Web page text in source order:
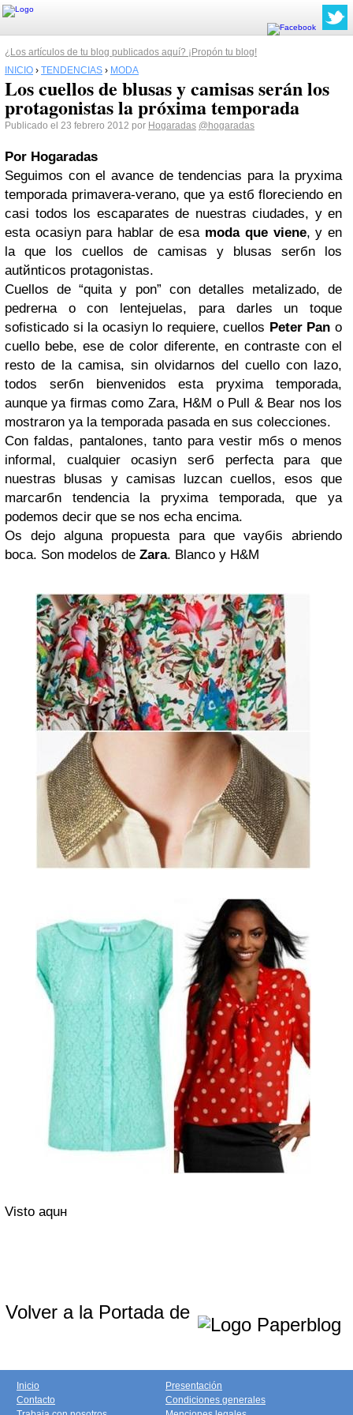
¿Los artículos de tu blog publicados aquí? ¡Propón tu blog!
INICIO › TENDENCIAS › MODA
Los cuellos de blusas y camisas serán los
protagonistas la próxima temporada
Publicado el 23 febrero 2012 por Hogaradas @hogaradas
Por Hogaradas
Seguimos con el avance de tendencias para la prуxima
temporada primavera-verano, que ya estб floreciendo en
casi todos los escaparates de nuestras ciudades, y en
esta ocasiуn para hablar de esa moda que viene, y en
la que los cuellos de camisas y blusas serбn los
autйnticos protagonistas.
Cuellos de “quita y pon” con detalles metalizado, de
pedrerнa o con lentejuelas, para darles un toque
sofisticado si la ocasiуn lo requiere, cuellos Peter Pan o
cuello bebe, ese de color diferente, en contraste con el
resto de la camisa, sin olvidarnos del cuello con lazo,
todos serбn bienvenidos esta prуxima temporada,
aunque ya firmas como Zara, H&M o Pull & Bear nos los
mostraron ya la temporada pasada en sus colecciones.
Con faldas, pantalones, tanto para vestir mбs o menos
informal, cualquier ocasiуn serб perfecta para que
nuestras blusas y camisas luzcan cuellos, esos que
marcarбn tendencia la prуxima temporada, que ya
podemos decir que se nos echa encima.
Os dejo alguna propuesta para que vayбis abriendo
boca. Son modelos de Zara. Blanco y H&M
Visto aquн
Volver a la Portada de
Inicio
Contacto
Presentación
Condiciones generales